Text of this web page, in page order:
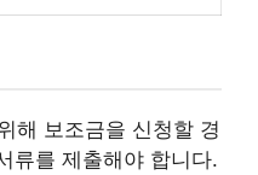
해 보조금을 신청할 경
류를 제출해야 합니다.